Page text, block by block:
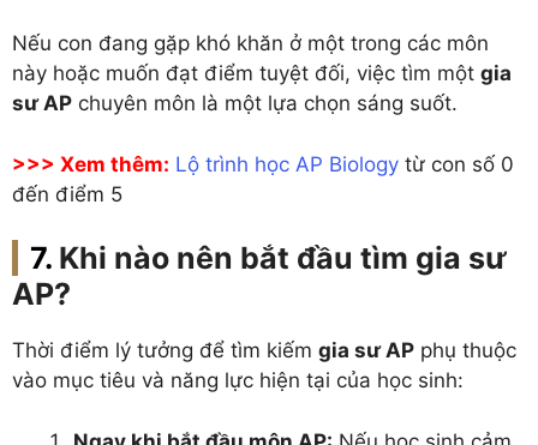
Nếu con đang gặp khó khăn ở một trong các môn
này hoặc muốn đạt điểm tuyệt đối, việc tìm một gia
sư AP chuyên môn là một lựa chọn sáng suốt.
>>> Xem thêm: Lộ trình học AP Biology từ con số 0
đến điểm 5
Khi nào nên bắt đầu tìm gia sư
AP?
Thời điểm lý tưởng để tìm kiếm gia sư AP phụ thuộc
vào mục tiêu và năng lực hiện tại của học sinh: